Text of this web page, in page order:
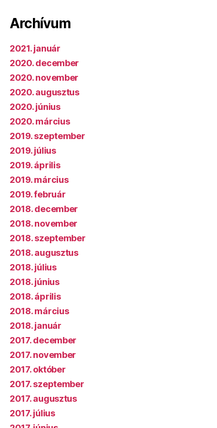
Archívum
2021. január
2020. december
2020. november
2020. augusztus
2020. június
2020. március
2019. szeptember
2019. július
2019. április
2019. március
2019. február
2018. december
2018. november
2018. szeptember
2018. augusztus
2018. július
2018. június
2018. április
2018. március
2018. január
2017. december
2017. november
2017. október
2017. szeptember
2017. augusztus
2017. július